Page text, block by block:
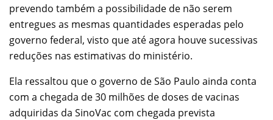
prevendo também a possibilidade de não serem
entregues as mesmas quantidades esperadas pelo
governo federal, visto que até agora houve sucessivas
reduções nas estimativas do ministério.
Ela ressaltou que o governo de São Paulo ainda conta
com a chegada de 30 milhões de doses de vacinas
adquiridas da SinoVac com chegada prevista